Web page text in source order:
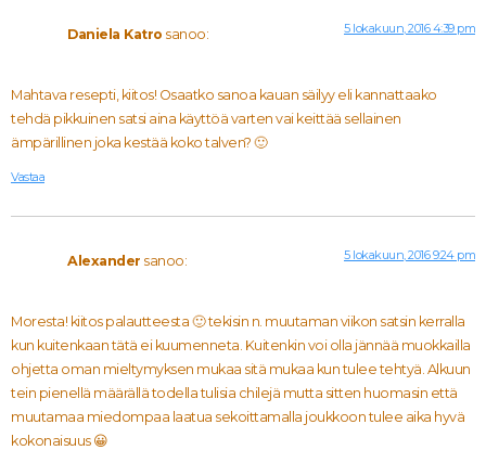
Daniela Katro sanoo: 5 lokakuun, 2016 4:39 pm
Mahtava resepti, kiitos! Osaatko sanoa kauan säilyy eli kannattaako
tehdä pikkuinen satsi aina käyttöä varten vai keittää sellainen
ämpärillinen joka kestää koko talven? 🙂
Vastaa
Alexander sanoo: 5 lokakuun, 2016 9:24 pm
Moresta! kiitos palautteesta 🙂 tekisin n. muutaman viikon satsin kerralla
kun kuitenkaan tätä ei kuumenneta. Kuitenkin voi olla jännää muokkailla
ohjetta oman mieltymyksen mukaa sitä mukaa kun tulee tehtyä. Alkuun
tein pienellä määrällä todella tulisia chilejä mutta sitten huomasin että
muutamaa miedompaa laatua sekoittamalla joukkoon tulee aika hyvä
kokonaisuus 😀